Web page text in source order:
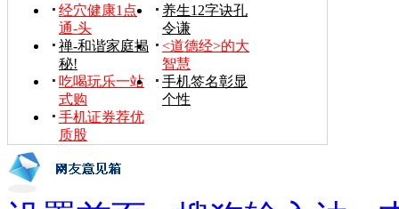
经穴健康1点
通-头
养生12字诀孔
令谦
禅-和谐家庭揭
秘!
<道德经>的大
智慧
吃喝玩乐一站
式购
手机签名彰显
个性
手机证券荐优
质股